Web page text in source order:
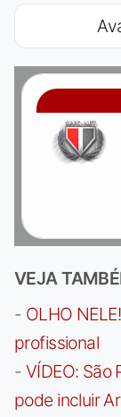
VEJA
- OLHO
profissional
- VÍDEO:
pode incluir